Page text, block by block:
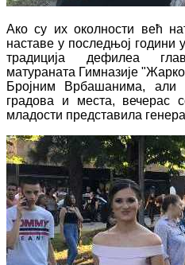
Ако су их околности већ
наставе у последњој
традиција дефилеа
матураната Гимназије
Бројним Врбашанима, али
градова и места, вечерас
младости представила